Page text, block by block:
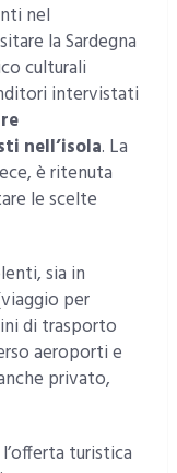
nel
la Sardegna
culturali
intervistati
nell’isola. La
è ritenuta
le scelte
sia in
per
di trasporto
aeroporti e
privato,
turistica